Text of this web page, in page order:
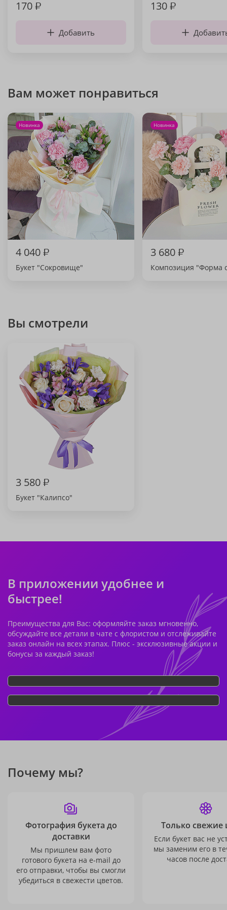
170₽
Добавить
130₽
Вам может понравиться
Новинка
4 040₽
Букет "Сокровище"
Новинка
3 680₽
Композиция "Форма
Вы смотрели
3 580₽
Букет "Калипсо"
В приложении удобнее и
быстрее!
Преимущества для Вас: оформляйте заказ мгновенно,
обсуждайте все детали в чате с флористом и отслеживайте
заказ онлайн на всех этапах. Плюс - эксклюзивные акции и
бонусы за каждый заказ!
Почему мы?
Фотография букета до
доставки
Мы пришлем вам фото
готового букета на e-mail до
его отправки, чтобы вы смогли
убедиться в свежести цветов.
Только свежие
Если букет вас не
мы заменим его в
часов после